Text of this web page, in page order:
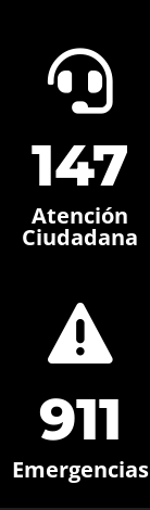

147
Atención
Ciudadana

911
Emergencias